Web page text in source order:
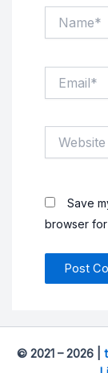
Save
browser for
© 2021 – 2026 |